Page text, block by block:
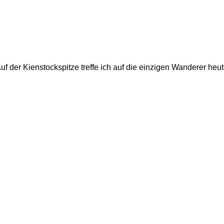
der Kienstockspitze treffe ich auf die einzigen Wanderer